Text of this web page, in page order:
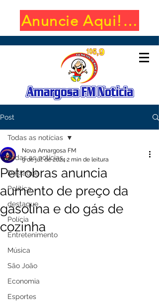
Anuncie Aqui!
Post
Todas as notícias
Destaque
Política
destaque
Polícia
Entretenimento
Música
São João
Economia
Esportes
Todas as notícias
Petrobras anuncia
aumento de preço da
gasolina e do gás de
cozinha
Nova Amargosa FM
9 de jul. de 2024 2 min de leitura